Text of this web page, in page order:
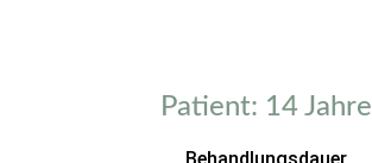
Patient: 14 Jahre